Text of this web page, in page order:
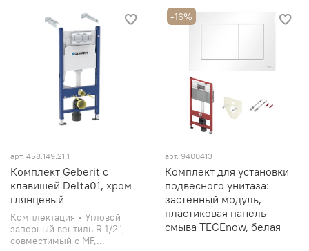
арт. 458.149.21.1
Комплект Geberit с
клавишей Delta01, хром
глянцевый
Комплектация • Угловой
запорный вентиль R 1/2",
совместимый с MF,...
-16%
арт. 9400413
Комплект для установки
подвесного унитаза:
застенный модуль,
пластиковая панель
смыва TECEnow, белая